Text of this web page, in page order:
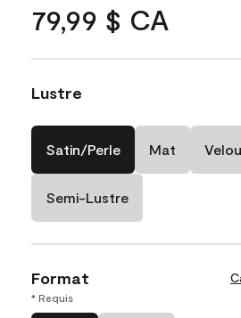
79,99 $ CA
Lustre
Satin/Perle Mat
Semi-Lustre
Format
* Requis